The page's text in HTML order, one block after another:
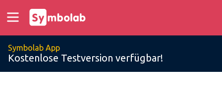
Symbolab App
Kostenlose Testversion verfügbar!